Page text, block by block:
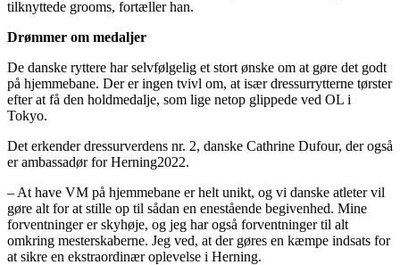
tilknyttede grooms, fortæller han.
Drømmer om medaljer
De danske ryttere har selvfølgelig et stort ønske om at gøre det godt
på hjemmebane. Der er ingen tvivl om, at især dressurrytterne tørster
efter at få den holdmedalje, som lige netop glippede ved OL i
Tokyo.
Det erkender dressurverdens nr. 2, danske Cathrine Dufour, der også
er ambassadør for Herning2022.
– At have VM på hjemmebane er helt unikt, og vi danske atleter vil
gøre alt for at stille op til sådan en enestående begivenhed. Mine
forventninger er skyhøje, og jeg har også forventninger til alt
omkring mesterskaberne. Jeg ved, at der gøres en kæmpe indsats for
at sikre en ekstraordinær oplevelse i Herning.